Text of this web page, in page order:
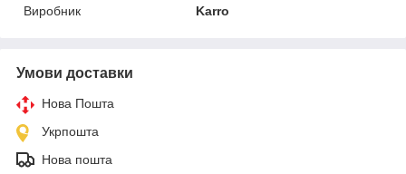
Виробник
Karro
Умови доставки
Нова Пошта
Укрпошта
Нова пошта